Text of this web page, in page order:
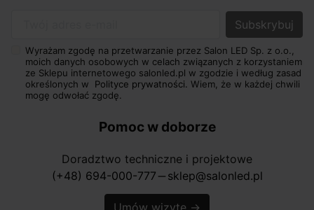
Wyrażam zgodę na przetwarzanie przez Salon LED Sp. z o.o.,
moich danych osobowych w celach związanych z korzystaniem
ze Sklepu internetowego salonled.pl w zgodzie i według zasad
określonych w Polityce prywatności. Wiem, że w każdej chwili
mogę odwołać zgodę.
Pomoc w doborze
Doradztwo techniczne i projektowe
(+48) 694-000-777 horizontal_rule sklep@salonled.pl
Umów wizytę →